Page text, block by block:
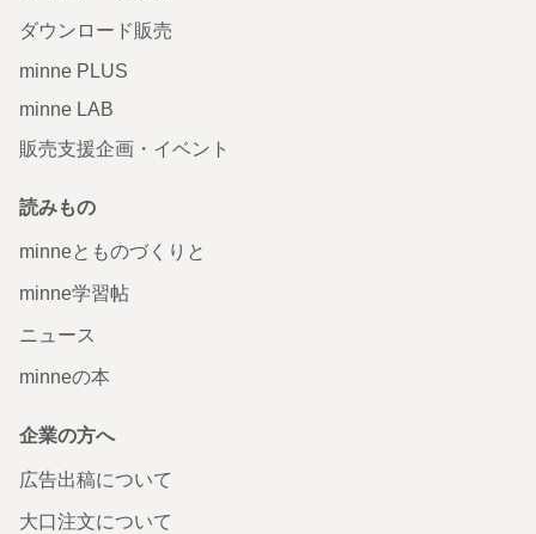
ダウンロード販売
minne PLUS
minne LAB
販売支援企画・イベント
読みもの
minneとものづくりと
minne学習帖
ニュース
minneの本
企業の方へ
広告出稿について
大口注文について